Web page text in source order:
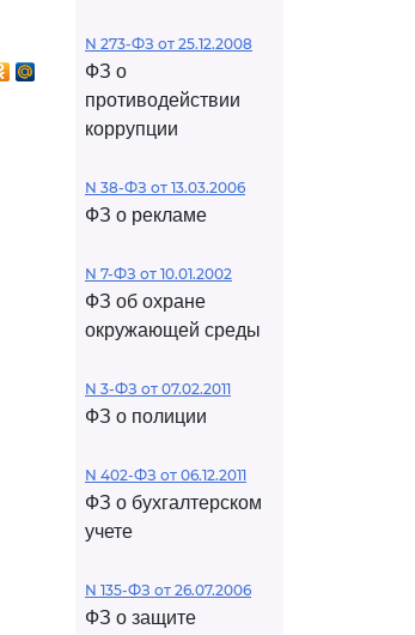
N 273-ФЗ от 25.12.2008
ФЗ о
противодействии
коррупции
N 38-ФЗ от 13.03.2006
ФЗ о рекламе
N 7-ФЗ от 10.01.2002
ФЗ об охране
окружающей среды
N 3-ФЗ от 07.02.2011
ФЗ о полиции
N 402-ФЗ от 06.12.2011
ФЗ о бухгалтерском
учете
N 135-ФЗ от 26.07.2006
ФЗ о защите